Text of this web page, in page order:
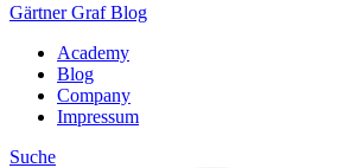
Gärtner Graf Blog
Academy
Blog
Company
Impressum
Suche